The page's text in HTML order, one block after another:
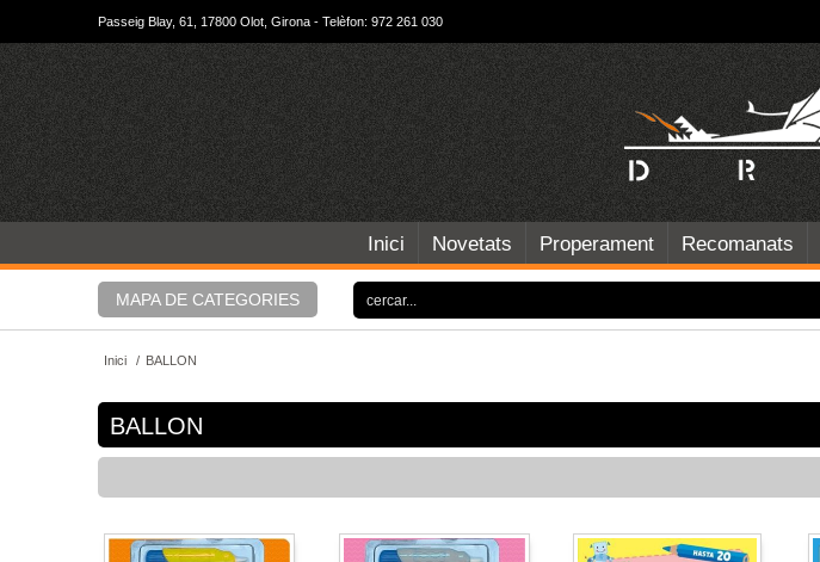
Passeig Blay, 61, 17800 Olot, Girona - Telèfon: 972 261 030
Inici Novetats Properament Recomanats
MAPA DE CATEGORIES
Inici / BALLON
BALLON